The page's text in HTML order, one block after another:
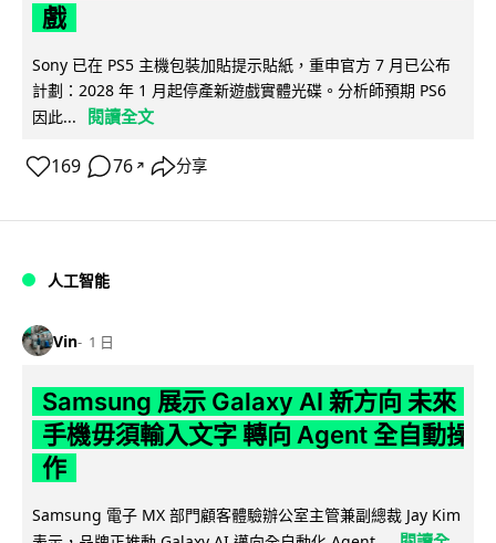
戲
Sony 已在 PS5 主機包裝加貼提示貼紙，重申官方 7 月已公布
計劃：2028 年 1 月起停產新遊戲實體光碟。分析師預期 PS6
因此...
閱讀全文
169 76 ↗ 分享
人工智能
Vin 1 日
Samsung 展示 Galaxy AI 新方向 未來
手機毋須輸入文字 轉向 Agent 全自動操
作
Samsung 電子 MX 部門顧客體驗辦公室主管兼副總裁 Jay Kim